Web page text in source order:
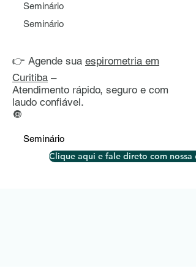
Seminário
Seminário
👉 Agende sua espirometria em
Curitiba –
Atendimento rápido, seguro e com
laudo confiável.
🔘
Seminário
Clique aqui e fale direto com